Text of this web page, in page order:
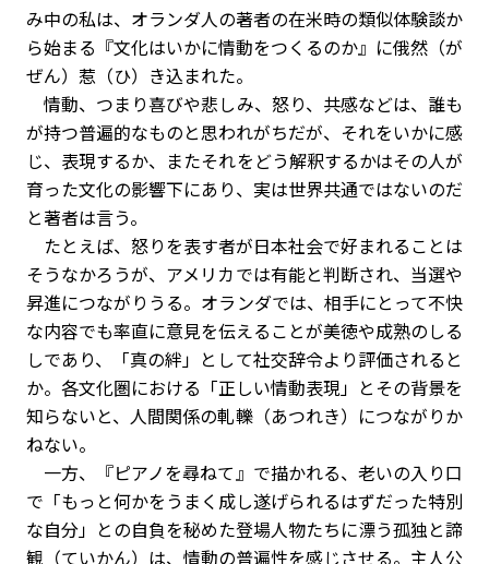
み中の私は、オランダ人の著者の在米時の類似体験談か
ら始まる『文化はいかに情動をつくるのか』に俄然（が
ぜん）惹（ひ）き込まれた。
情動、つまり喜びや悲しみ、怒り、共感などは、誰も
が持つ普遍的なものと思われがちだが、それをいかに感
じ、表現するか、またそれをどう解釈するかはその人が
育った文化の影響下にあり、実は世界共通ではないのだ
と著者は言う。
たとえば、怒りを表す者が日本社会で好まれることは
そうなかろうが、アメリカでは有能と判断され、当選や
昇進につながりうる。オランダでは、相手にとって不快
な内容でも率直に意見を伝えることが美徳や成熟のしる
しであり、「真の絆」として社交辞令より評価されると
か。各文化圏における「正しい情動表現」とその背景を
知らないと、人間関係の軋轢（あつれき）につながりか
ねない。
一方、『ピアノを尋ねて』で描かれる、老いの入り口
で「もっと何かをうまく成し遂げられるはずだった特別
な自分」との自負を秘めた登場人物たちに漂う孤独と諦
観（ていかん）は、情動の普遍性を感じさせる。主人公